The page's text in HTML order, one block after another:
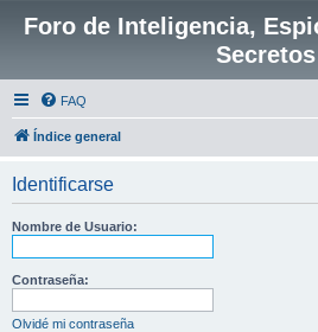
Foro de Inteligencia,
Secretos
FAQ
Índice general
Identificarse
Nombre de Usuario:
Contraseña:
Olvidé mi contraseña